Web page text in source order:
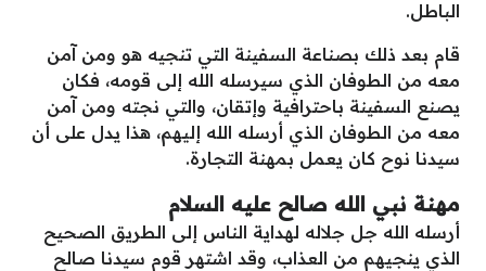
الباطل.
قام بعد ذلك بصناعة السفينة التي تنجيه هو ومن آمن
معه من الطوفان الذي سيرسله الله إلى قومه، فكان
يصنع السفينة باحترافية وإتقان، والتي نجته ومن آمن
معه من الطوفان الذي أرسله الله إليهم، هذا يدل على أن
سيدنا نوح كان يعمل بمهنة التجارة.
مهنة نبي الله صالح عليه السلام
أرسله الله جل جلاله لهداية الناس إلى الطريق الصحيح
الذي ينجيهم من العذاب، وقد اشتهر قوم سيدنا صالح